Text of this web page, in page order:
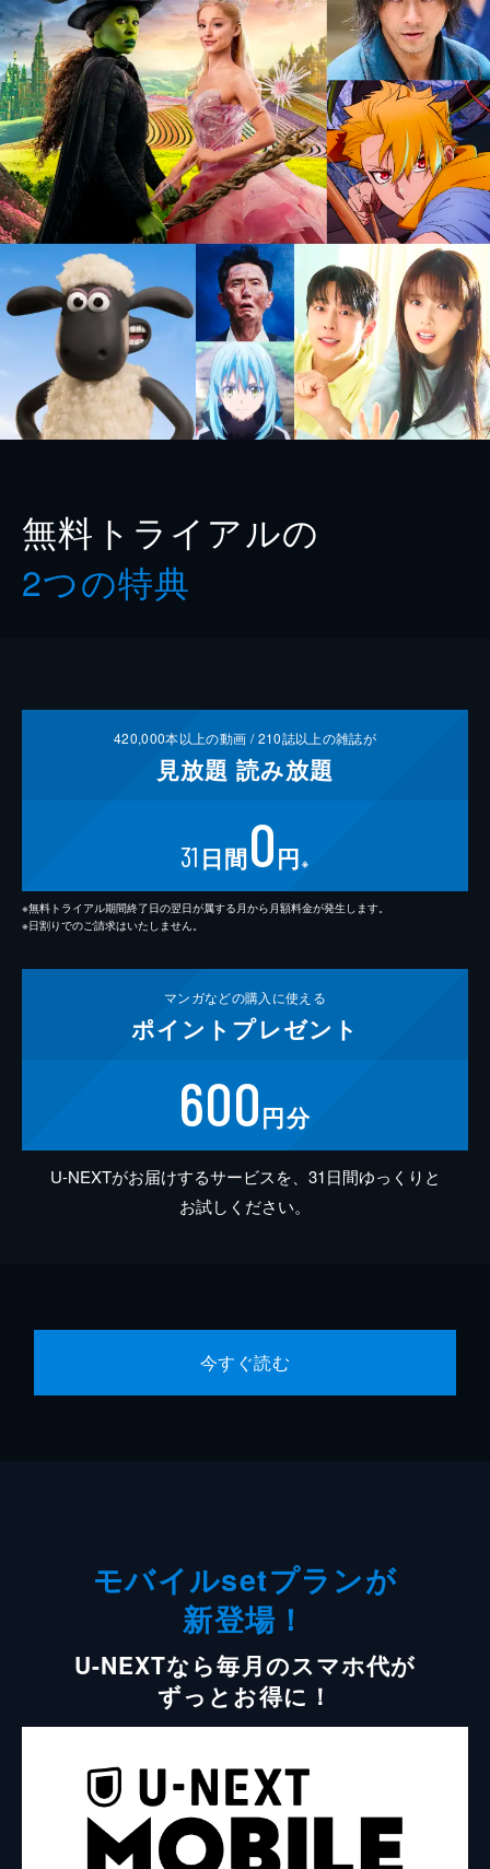
無料トライアルの
2つの特典
420,000本以上の動画 /210誌以上の雑誌が
見放題 読み放題
31 日間0円 ※
※無料トライアル期間終了日の翌日が属する月から月額料金が発生します。
※日割りでのご請求はいたしません。
マンガなどの購入に使える
ポイント プレゼント
600円分
U-NEXTがお届けするサービスを、31日間ゆっくりと
お試しください。
今すぐ読む
モバイルsetプランが
新登場！
U-NEXTなら毎月のスマホ代が
ずっとお得に！